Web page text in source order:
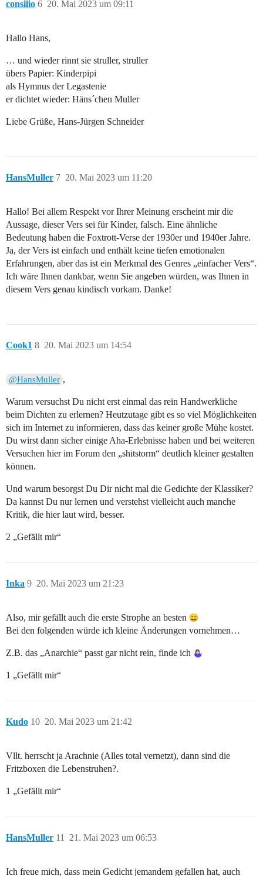
consilio 20. Mai 2023 um 09:11
6
Hallo Hans,
… und wieder rinnt sie struller, struller
übers Papier: Kinderpipi
als Hymnus der Legastenie
er dichtet wieder: Häns´chen Muller
Liebe Grüße, Hans-Jürgen Schneider
HansMuller 20. Mai 2023 um 11:20
7
Hallo! Bei allem Respekt vor Ihrer Meinung erscheint mir die
Aussage, dieser Vers sei für Kinder, falsch. Eine ähnliche
Bedeutung haben die Foxtrott-Verse der 1930er und 1940er Jahre.
Ja, der Vers ist einfach und enthält keine tiefen emotionalen
Erfahrungen, aber das ist ein Merkmal des Genres „einfacher Vers“.
Ich wäre Ihnen dankbar, wenn Sie angeben würden, was Ihnen in
diesem Vers genau kindisch vorkam. Danke!
Cook1 20. Mai 2023 um 14:54
8
@HansMuller ,
Warum versuchst Du nicht erst einmal das rein Handwerkliche
beim Dichten zu erlernen? Heutzutage gibt es so viel Möglichkeiten
sich im Internet zu informieren, dass das keiner große Mühe kostet.
Du wirst dann sicher einige Aha-Erlebnisse haben und bei weiteren
Versuchen hier im Forum den „shitstorm“ deutlich kleiner gestalten
können.
Und warum besorgst Du Dir nicht mal die Gedichte der Klassiker?
Da kannst Du nur lernen und verstehst vielleicht auch manche
Kritik, die hier laut wird, besser.
2 „Gefällt mir“
Inka 20. Mai 2023 um 21:23
9
Also, mir gefällt auch die erste Strophe an besten
Bei den folgenden würde ich kleine Änderungen vornehmen…
Z.B. das „Anarchie“ passt gar nicht rein, finde ich
1 „Gefällt mir“
Kudo 20. Mai 2023 um 21:42
10
Vllt. herrscht ja Arachnie (Alles total vernetzt), dann sind die
Fritzboxen die Lebenstruhen?.
1 „Gefällt mir“
HansMuller 21. Mai 2023 um 06:53
11
Ich freue mich, dass mein Gedicht jemandem gefallen hat, auch